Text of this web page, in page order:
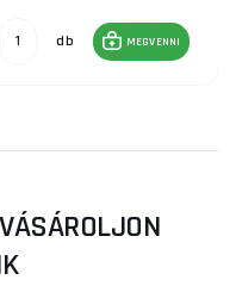
db MEGVENNI